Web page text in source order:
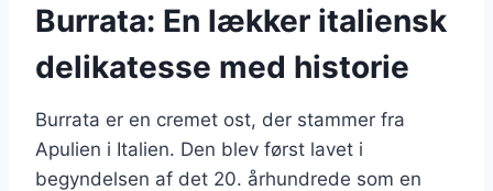
Burrata: En lækker italiensk
delikatesse med historie
Burrata er en cremet ost, der stammer fra
Apulien i Italien. Den blev først lavet i
begyndelsen af det 20. århundrede som en